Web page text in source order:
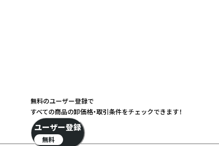
無料のユーザー登録で
すべての商品の卸価格・取引条件をチェックできます！
ユーザー登録
無料